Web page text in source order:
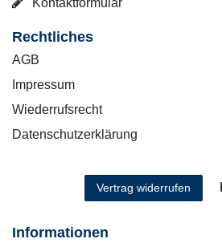
Rechtliches
AGB
Impressum
Wiederrufsrecht
Datenschutzerklärung
Vertrag widerrufen
Informationen